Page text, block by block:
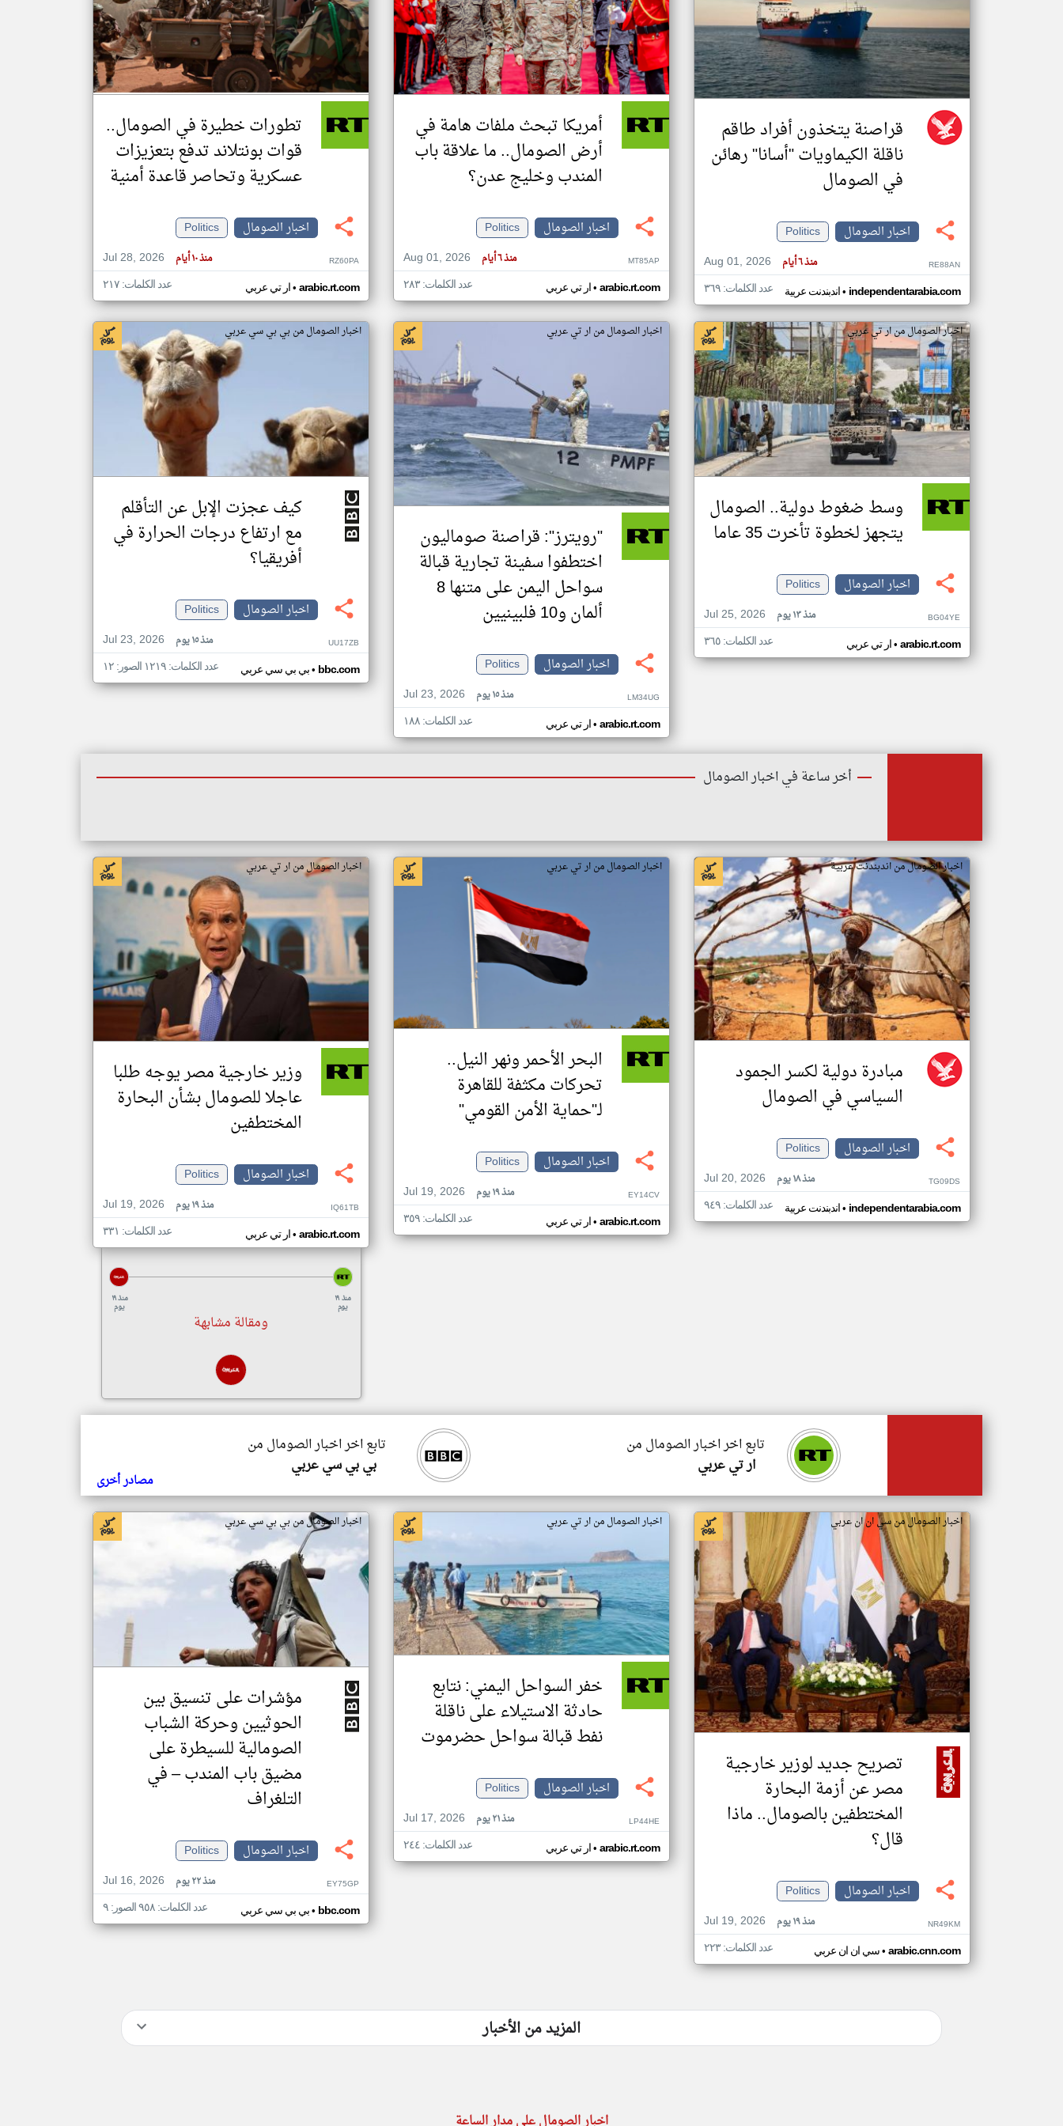
تغيير الدولة
مصادر الأخبار من الصومال
اخبار الصومال على مدار الساعة
أهم اخبار الصومال العاجلة والمباشرة
قراصنة يتخذون أفراد طاقم
ناقلة الكيماويات "أسانا" رهائن
في الصومال
اخبار الصومال
Politics
Aug 01, 2026
منذ ٦ أيام RE88AN
اندبندنت عربية• independentarabia.com عدد الكلمات: ٣٦٩
أمريكا تبحث ملفات هامة في
أرض الصومال.. ما علاقة باب
المندب وخليج عدن؟
اخبار الصومال
Politics
Aug 01, 2026
منذ ٦ أيام MT85AP
ار تي عربي• arabic.rt.com عدد الكلمات: ٢٨٣
تطورات خطيرة في الصومال..
قوات بونتلاند تدفع بتعزيزات
عسكرية وتحاصر قاعدة أمنية
اخبار الصومال
Politics
Jul 28, 2026
منذ ١٠ أيام RZ60PA
ار تي عربي• arabic.rt.com عدد الكلمات: ٢١٧
اخبار الصومال من ار تي عربي
وسط ضغوط دولية.. الصومال
يتجهز لخطوة تأخرت 35 عاما
اخبار الصومال
Politics
Jul 25, 2026
منذ ١٣ يوم BG04YE
ار تي عربي• arabic.rt.com عدد الكلمات: ٣٦٥
اخبار الصومال من ار تي عربي
"رويترز": قراصنة صوماليون
اختطفوا سفينة تجارية قبالة
سواحل اليمن على متنها 8
ألمان و10 فلبينيين
اخبار الصومال
Politics
Jul 23, 2026
منذ ١٥ يوم LM34UG
ار تي عربي• arabic.rt.com عدد الكلمات: ١٨٨
اخبار الصومال من بي بي سي عربي
كيف عجزت الإبل عن التأقلم
مع ارتفاع درجات الحرارة في
أفريقيا؟
اخبار الصومال
Politics
Jul 23, 2026
منذ ١٥ يوم UU17ZB
بي بي سي عربي• bbc.com عدد الكلمات: ١٢١٩ الصور: ١٢
أخر ساعة في اخبار الصومال
اخبار الصومال من اندبندنت عربية
مبادرة دولية لكسر الجمود
السياسي في الصومال
اخبار الصومال
Politics
Jul 20, 2026
منذ ١٨ يوم TG09DS
اندبندنت عربية• independentarabia.com عدد الكلمات: ٩٤٩
اخبار الصومال من ار تي عربي
البحر الأحمر ونهر النيل..
تحركات مكثفة للقاهرة
لـ"حماية الأمن القومي"
اخبار الصومال
Politics
Jul 19, 2026
منذ ١٩ يوم EY14CV
ار تي عربي• arabic.rt.com عدد الكلمات: ٣٥٩
اخبار الصومال من ار تي عربي
وزير خارجية مصر يوجه طلبا
عاجلا للصومال بشأن البحارة
المختطفين
اخبار الصومال
Politics
Jul 19, 2026
منذ ١٩ يوم IQ61TB
ار تي عربي• arabic.rt.com عدد الكلمات: ٣٣١
منذ ١٩
يوم
منذ ١٩
يوم
ومقالة مشابهة
تابع اخر اخبار الصومال من
بي بي سي عربي
تابع اخر اخبار الصومال من
ار تي عربي
مصادر أخرى
اخبار الصومال من سي ان ان عربي
تصريح جديد لوزير خارجية
مصر عن أزمة البحارة
المختطفين بالصومال.. ماذا
قال؟
اخبار الصومال
Politics
Jul 19, 2026
منذ ١٩ يوم NR49KM
سي ان ان عربي• arabic.cnn.com عدد الكلمات: ٢٢٣
اخبار الصومال من ار تي عربي
خفر السواحل اليمني: نتابع
حادثة الاستيلاء على ناقلة
نفط قبالة سواحل حضرموت
اخبار الصومال
Politics
Jul 17, 2026
منذ ٢١ يوم LP44HE
ار تي عربي• arabic.rt.com عدد الكلمات: ٢٤٤
اخبار الصومال من بي بي سي عربي
مؤشرات على تنسيق بين
الحوثيين وحركة الشباب
الصومالية للسيطرة على
مضيق باب المندب – في
التلغراف
اخبار الصومال
Politics
Jul 16, 2026
منذ ٢٢ يوم EY75GP
بي بي سي عربي• bbc.com عدد الكلمات: ٩٥٨ الصور: ٩
المزيد من الأخبار
klyoum.com